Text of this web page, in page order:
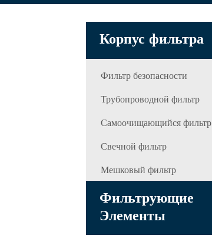
Корпус фильтра
Фильтр безопасности
Трубопроводной фильтр
Самоочищающийся фильтр
Свечной фильтр
Мешковый фильтр
Фильтрующие
Элементы